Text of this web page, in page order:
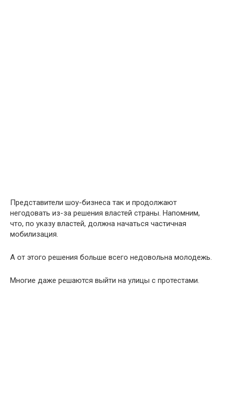
Представители шоу-бизнеса так и продолжают
негодовать из-за решения властей страны. Напомним,
что, по указу властей, должна начаться частичная
мобилизация.
А от этого решения больше всего недовольна молодежь.
Многие даже решаются выйти на улицы с протестами.